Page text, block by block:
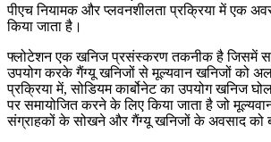
पीएच नियामक और प्लवनशीलता प्रक्रिया में एक
किया जाता है।
फ्लोटेशन एक खनिज प्रसंस्करण तकनीक है जिसमें
उपयोग करके गैंग्यू खनिजों से मूल्यवान खनिजों को
प्रक्रिया में, सोडियम कार्बोनेट का उपयोग खनिज
पर समायोजित करने के लिए किया जाता है जो
संग्राहकों के सोखने और गैंग्यू खनिजों के अवसाद को